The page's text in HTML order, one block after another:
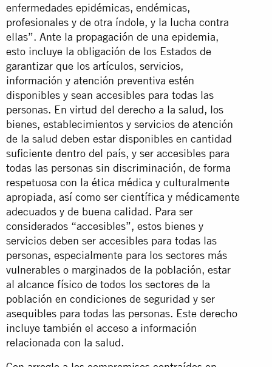
enfermedades epidémicas, endémicas,
profesionales y de otra índole, y la lucha contra
ellas”. Ante la propagación de una epidemia,
esto incluye la obligación de los Estados de
garantizar que los artículos, servicios,
información y atención preventiva estén
disponibles y sean accesibles para todas las
personas. En virtud del derecho a la salud, los
bienes, establecimientos y servicios de atención
de la salud deben estar disponibles en cantidad
suficiente dentro del país, y ser accesibles para
todas las personas sin discriminación, de forma
respetuosa con la ética médica y culturalmente
apropiada, así como ser científica y médicamente
adecuados y de buena calidad. Para ser
considerados “accesibles”, estos bienes y
servicios deben ser accesibles para todas las
personas, especialmente para los sectores más
vulnerables o marginados de la población, estar
al alcance físico de todos los sectores de la
población en condiciones de seguridad y ser
asequibles para todas las personas. Este derecho
incluye también el acceso a información
relacionada con la salud.